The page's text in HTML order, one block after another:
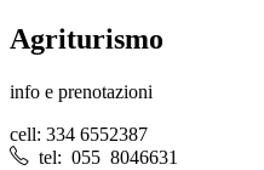
Agriturismo
info e prenotazioni
cell: 334 6552387
tel: 055 8046631